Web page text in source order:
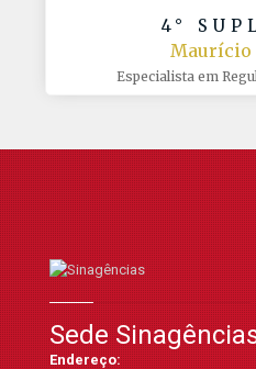
4°
Maurício
Especialista em
Sede
Endereço: